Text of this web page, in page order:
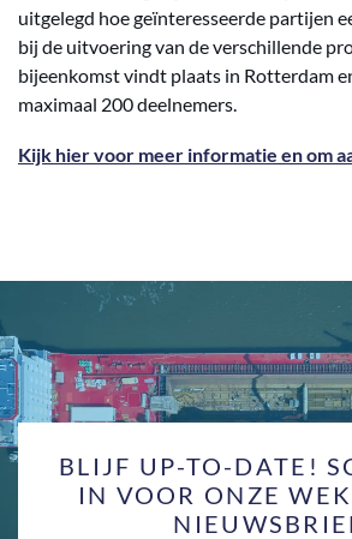
uitgelegd hoe geïnteresseerde partijen
bij de uitvoering van de verschillende
bijeenkomst vindt plaats in Rotterdam
maximaal 200 deelnemers.
Kijk hier voor meer informatie en om
BLIJF UP-TO-DATE!
IN VOOR ONZE